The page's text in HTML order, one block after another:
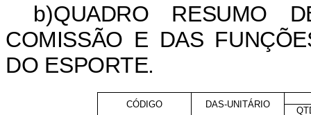
b)QUADRO RESUMO
COMISSÃO E DAS
DO ESPORTE.
CÓDIGO DAS-UNITÁRIO